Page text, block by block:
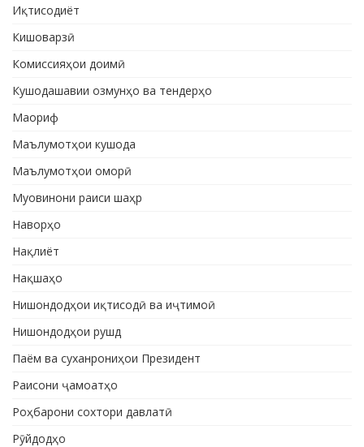
Иқтисодиёт
Кишоварзӣ
Комиссияҳои доимӣ
Кушодашавии озмунҳо ва тендерҳо
Маориф
Маълумотҳои кушода
Маълумотҳои оморӣ
Муовинони раиси шаҳр
Наворҳо
Нақлиёт
Нақшаҳо
Нишондодҳои иқтисодӣ ва иҷтимоӣ
Нишондодҳои рушд
Паём ва суханрониҳои Президент
Раисони ҷамоатҳо
Роҳбарони сохтори давлатӣ
Рӯйдодҳо